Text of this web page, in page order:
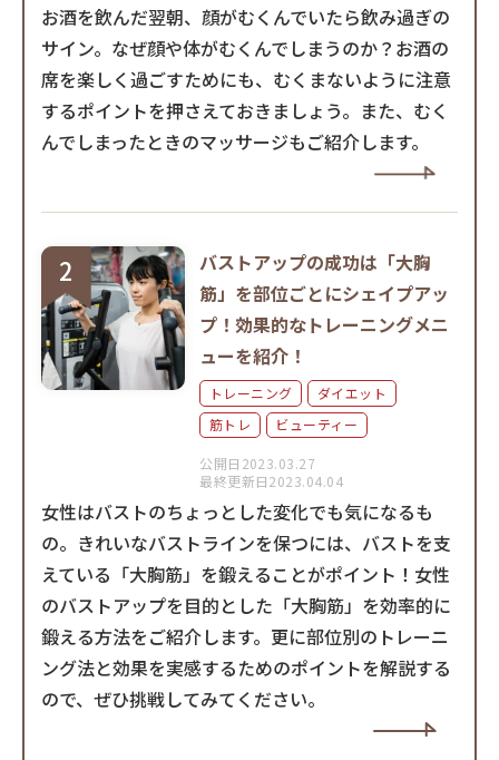
お酒を飲んだ翌朝、顔がむくんでいたら飲み過ぎの
サイン。なぜ顔や体がむくんでしまうのか？お酒の
席を楽しく過ごすためにも、むくまないように注意
するポイントを押さえておきましょう。また、むく
んでしまったときのマッサージもご紹介します。
バストアップの成功は「大胸
筋」を部位ごとにシェイプアッ
プ！効果的なトレーニングメニ
ューを紹介！
トレーニング
ダイエット
筋トレ
ビューティー
公開日2023.03.27
最終更新日2023.04.04
女性はバストのちょっとした変化でも気になるも
の。きれいなバストラインを保つには、バストを支
えている「大胸筋」を鍛えることがポイント！女性
のバストアップを目的とした「大胸筋」を効率的に
鍛える方法をご紹介します。更に部位別のトレーニ
ング法と効果を実感するためのポイントを解説する
ので、ぜひ挑戦してみてください。